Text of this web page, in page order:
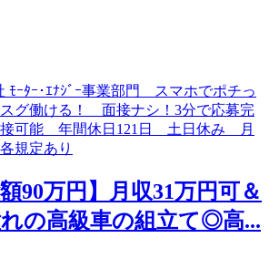
90万円】月収31万円可＆
の高級車の組立て◎高...